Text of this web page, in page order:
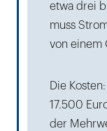
etwa drei
muss
von einem
Die
17.500
der